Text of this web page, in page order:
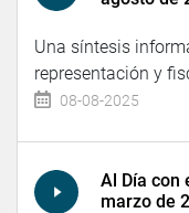
Una síntesis
representación y
08-08-2025
Al Día con
marzo de